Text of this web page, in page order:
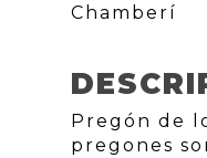
Chamberí
Pregón de
pregones